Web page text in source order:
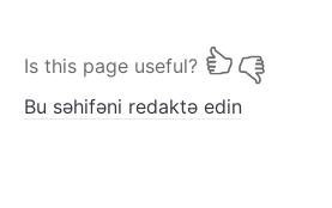
Is this page useful?
Bu səhifəni redaktə edin